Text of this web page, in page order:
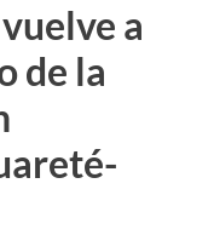
a
de la